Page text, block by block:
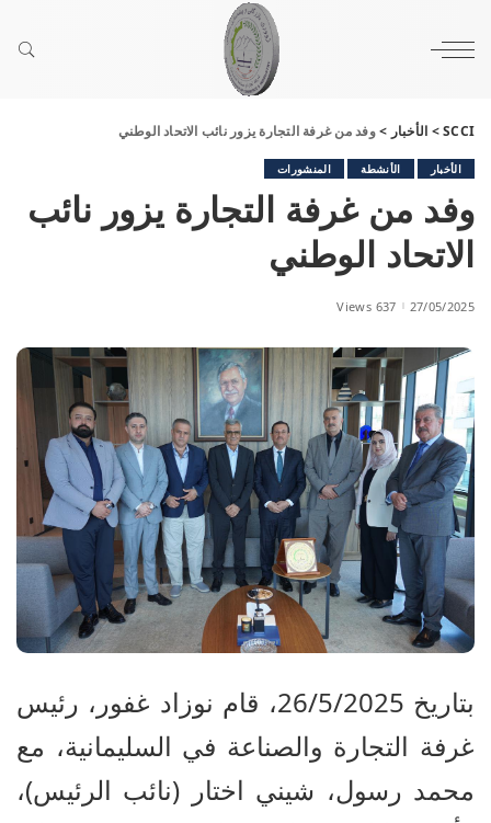
SCCI
> الأخبار >وفد من غرفة التجارة يزور نائب الاتحاد الوطني
الأخبار الأنشطة المنشورات
وفد من غرفة التجارة يزور نائب
الاتحاد الوطني
27/05/2025
637 Views
بتاريخ 26/5/2025، قام نوزاد غفور، رئيس
غرفة التجارة والصناعة في السليمانية، مع
محمد رسول، شيني اختار (نائب الرئيس)،